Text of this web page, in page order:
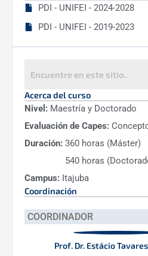
Horarios
Directrices
Actas
Plan de Desarrollo
PDI - UNIFEI - 2024-2028
PDI - UNIFEI - 2019-2023
Acerca del curso
Nivel: Maestría y Doctorado
Evaluación de Capes:
Duración: 360 horas (Máster)
540 horas
Campus: Itajuba
Coordinación
COORDINADOR
Prof. Dr. Estácio